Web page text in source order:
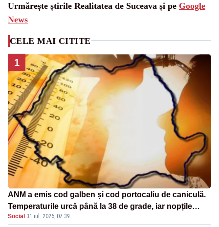
Urmărește știrile Realitatea de Suceava și pe Google
News
CELE MAI CITITE
1
ANM a emis cod galben și cod portocaliu de caniculă.
Temperaturile urcă până la 38 de grade, iar nopțile
devin tropicale
Social ·31 iul. 2026, 07:39